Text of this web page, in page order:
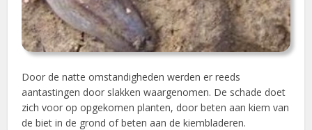
Door de natte omstandigheden werden er reeds
aantastingen door slakken waargenomen. De schade doet
zich voor op opgekomen planten, door beten aan kiem van
de biet in de grond of beten aan de kiembladeren.